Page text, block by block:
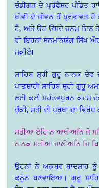
ਚੰਡੀਗੜ ਦੇ ਪ੍ਰੋਫੈਸਰ ਪੰਡਿਤ
ਖੀਵੀ ਦੇ ਜੀਵਨ ਤੋਂ ਪ੍ਰਭਾਵਤ ਹੋ
ਹੈ, ਅਤੇ ਉਹ ਉਸਦੇ ਜਨਮ ਦਿਨ ਤੇ
ਵੀ ਇਹਨਾਂ ਸਨਮਾਨਯੋਗ ਸਿੱਖ
ਸਕੀਏ!
ਸਾਹਿਬ ਸ੍ਰੀ ਗੁਰੂ ਨਾਨਕ ਦੇਵ
ਪਾਤਸ਼ਾਹੀ ਸਾਹਿਬ ਸ੍ਰੀ ਗੁਰੂ
ਲਈ ਕਈ ਮਹੱਤਵਪੂਰਨ ਕਦਮ
ਚੁੱਕੀ, ਸਤੀ ਦੀ ਪ੍ਰਥਾ ਦਾ
ਸਤੀਆ ਏਹਿ ਨ ਆਖੀਅਨਿ ਜੋ
ਨਾਨਕ ਸਤੀਆ ਜਾਣੀਅਨਿ ਜਿ
ਉਹਨਾਂ ਨੇ ਅਕਬਰ ਬਾਦਸ਼ਾਹ
ਕਨੂੰਨ ਬਣਵਾਇਆ। ਗੁਰੂੁ